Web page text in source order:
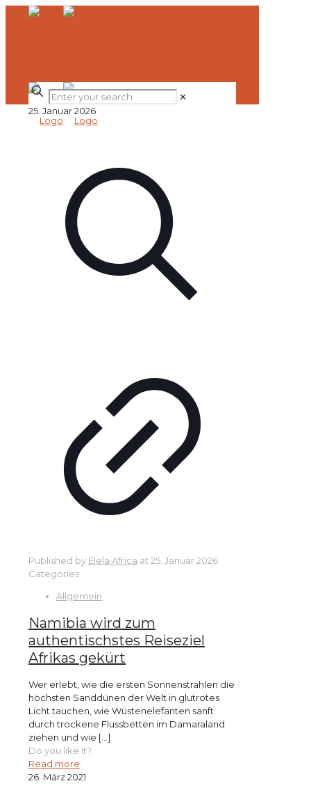
✕
25. Januar 2026
Published by Elela Africa at 25. Januar 2026
Categories
Allgemein
Namibia wird zum
authentischstes Reiseziel
Afrikas gekürt
Wer erlebt, wie die ersten Sonnenstrahlen die
höchsten Sanddünen der Welt in glutrotes
Licht tauchen, wie Wüstenelefanten sanft
durch trockene Flussbetten im Damaraland
ziehen und wie […]
Do you like it?
Read more
26. März 2021